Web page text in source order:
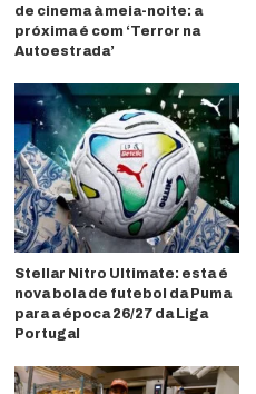
de cinema à meia-noite: a
próxima é com ‘Terror na
Autoestrada’
Stellar Nitro Ultimate: esta é
nova bola de futebol da Puma
para a época 26/27 da Liga
Portugal